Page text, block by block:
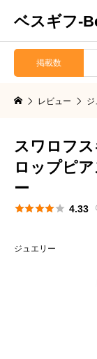
ベスギフ-
掲載数
レビュー ジ
スワロフ
ロップピ
ー
 4.33
ジュエリー